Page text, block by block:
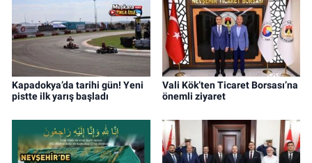
Kapadokya’da tarihi gün! Yeni
pistte ilk yarış başladı
Vali Kök’ten Ticaret Borsası’na
önemli ziyaret